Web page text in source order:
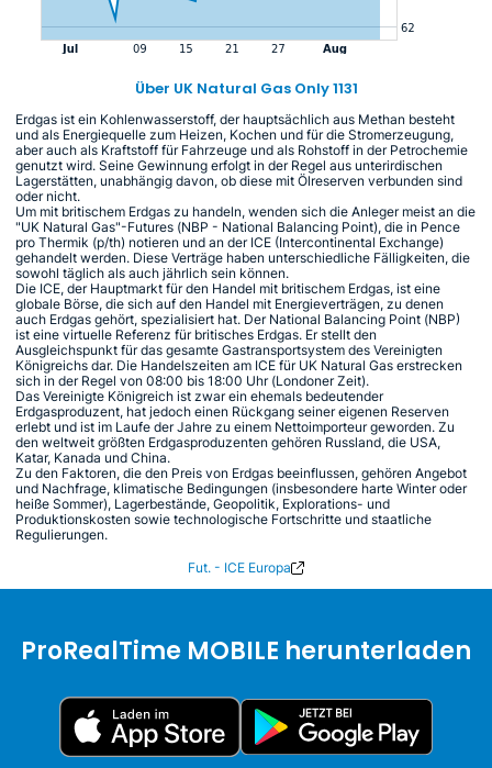
Über UK Natural Gas Only 1131
Erdgas ist ein Kohlenwasserstoff, der hauptsächlich aus Methan besteht
und als Energiequelle zum Heizen, Kochen und für die Stromerzeugung,
aber auch als Kraftstoff für Fahrzeuge und als Rohstoff in der Petrochemie
genutzt wird. Seine Gewinnung erfolgt in der Regel aus unterirdischen
Lagerstätten, unabhängig davon, ob diese mit Ölreserven verbunden sind
oder nicht.
Um mit britischem Erdgas zu handeln, wenden sich die Anleger meist an die
"UK Natural Gas"-Futures (NBP - National Balancing Point), die in Pence
pro Thermik (p/th) notieren und an der ICE (Intercontinental Exchange)
gehandelt werden. Diese Verträge haben unterschiedliche Fälligkeiten, die
sowohl täglich als auch jährlich sein können.
Die ICE, der Hauptmarkt für den Handel mit britischem Erdgas, ist eine
globale Börse, die sich auf den Handel mit Energieverträgen, zu denen
auch Erdgas gehört, spezialisiert hat. Der National Balancing Point (NBP)
ist eine virtuelle Referenz für britisches Erdgas. Er stellt den
Ausgleichspunkt für das gesamte Gastransportsystem des Vereinigten
Königreichs dar. Die Handelszeiten am ICE für UK Natural Gas erstrecken
sich in der Regel von 08:00 bis 18:00 Uhr (Londoner Zeit).
Das Vereinigte Königreich ist zwar ein ehemals bedeutender
Erdgasproduzent, hat jedoch einen Rückgang seiner eigenen Reserven
erlebt und ist im Laufe der Jahre zu einem Nettoimporteur geworden. Zu
den weltweit größten Erdgasproduzenten gehören Russland, die USA,
Katar, Kanada und China.
Zu den Faktoren, die den Preis von Erdgas beeinflussen, gehören Angebot
und Nachfrage, klimatische Bedingungen (insbesondere harte Winter oder
heiße Sommer), Lagerbestände, Geopolitik, Explorations- und
Produktionskosten sowie technologische Fortschritte und staatliche
Regulierungen.
Fut. - ICE Europa
ProRealTime MOBILE herunterladen